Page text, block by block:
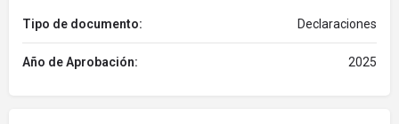
Tipo de documento: Declaraciones
Año de Aprobación: 2025